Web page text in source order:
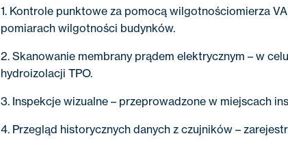
1. Kontrole punktowe za pomocą wilgotnościomierza
pomiarach wilgotności budynków.
2. Skanowanie membrany prądem elektrycznym – w
hydroizolacji TPO.
3. Inspekcje wizualne – przeprowadzone w miejscach
4. Przegląd historycznych danych z czujników –